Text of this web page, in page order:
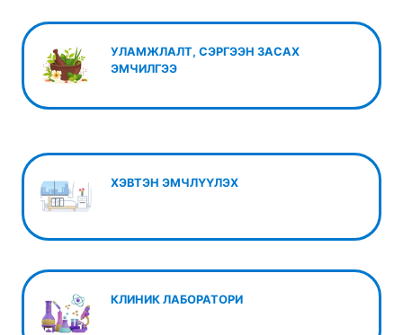
УЛАМЖЛАЛТ, СЭРГЭЭН ЗАСАХ
ЭМЧИЛГЭЭ
ХЭВТЭН ЭМЧЛҮҮЛЭХ
КЛИНИК ЛАБОРАТОРИ